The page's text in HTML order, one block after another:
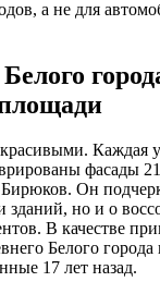
а не для
Каждая
фасады
Он
зданий, но и о
В качестве
Белого
17 лет назад.